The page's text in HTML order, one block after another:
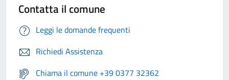
Contatta il comune
Leggi le domande frequenti
Richiedi Assistenza
Chiama il comune +39 0377 32362